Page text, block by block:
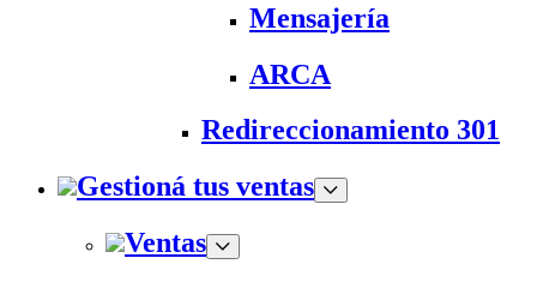
Mensajería
ARCA
Redireccionamiento 301
Gestioná tus ventas
Ventas